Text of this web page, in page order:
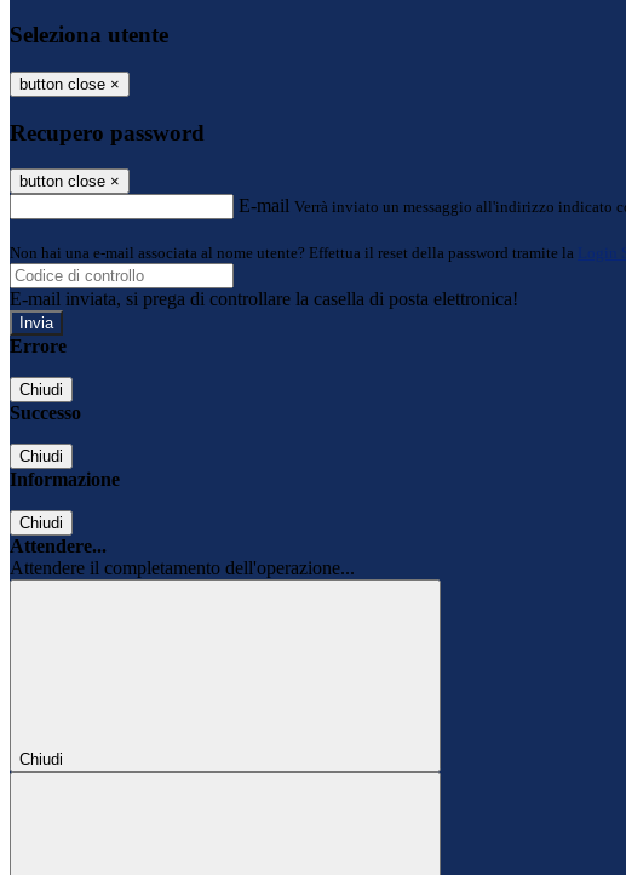
Seleziona utente
button close ×
Recupero password
button close ×
E-mail Verrà inviato un messaggio all'indirizzo indicato
Non hai una e-mail associata al nome utente? Effettua il reset della password tramite la Login
E-mail inviata, si prega di controllare la casella di posta elettronica!
Errore
Chiudi
Successo
Chiudi
Informazione
Chiudi
Attendere...
Attendere il completamento dell'operazione...
Chiudi